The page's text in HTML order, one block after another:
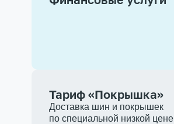
Тариф «Покрышка»
Доставка шин и покрышек
по специальной низкой цене